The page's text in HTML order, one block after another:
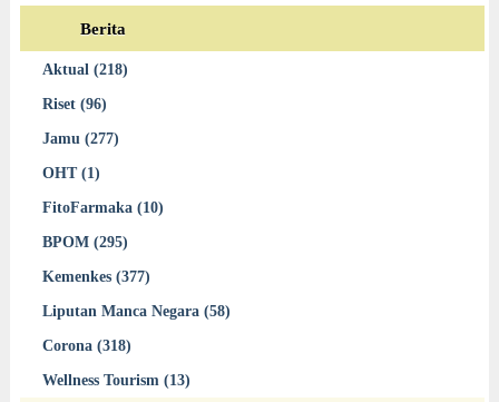
Berita
Aktual (218)
Riset (96)
Jamu (277)
OHT (1)
FitoFarmaka (10)
BPOM (295)
Kemenkes (377)
Liputan Manca Negara (58)
Corona (318)
Wellness Tourism (13)